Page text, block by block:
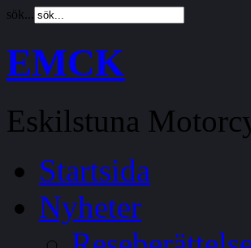
sök...
EMCK
Eskilstuna
Startsida
Nyheter